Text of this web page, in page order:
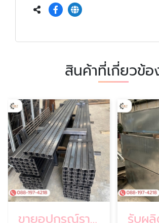
สินค้าที่เกี่ยวข้อ
ขายอุปกรณ์รางไฟฟ้า ราคาส่ง